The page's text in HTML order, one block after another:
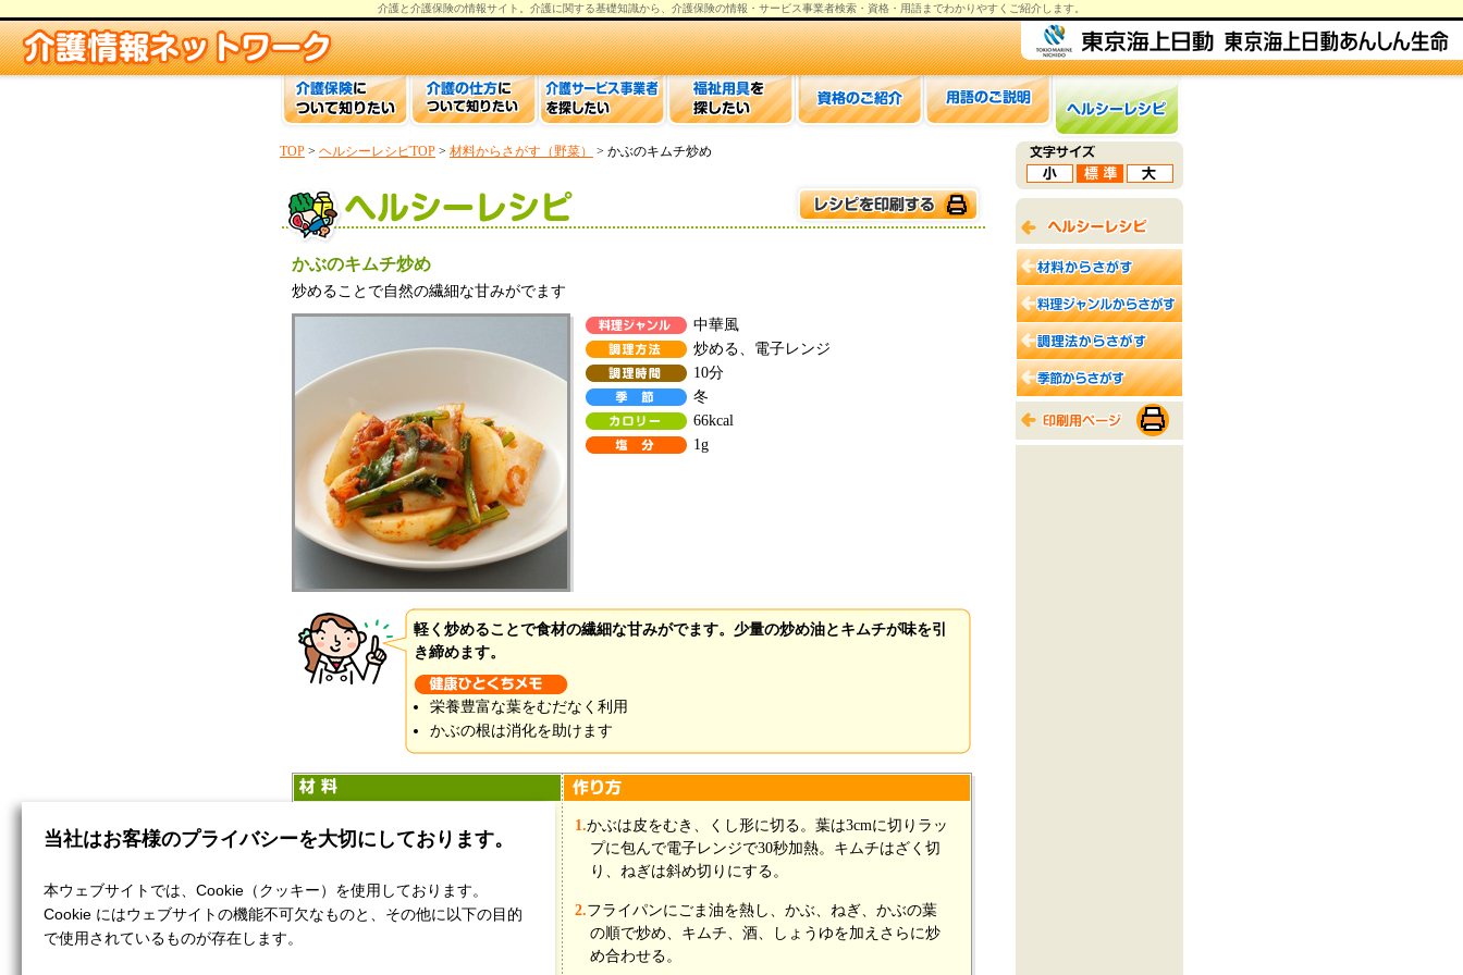
介護と介護保険の情報サイト。 介護に関する基礎知識から、 介護保険の情報 ・サービス事業者検索・資格・用語までわかりやすくご紹介します。
TOP > ヘルシーレシピTOP > 材料からさがす（野菜） > かぶのキムチ炒め
かぶのキムチ炒め
炒めることで自然の繊細な甘みがでます
中華風
炒める、電子レンジ
10分
冬
66kcal
1g
軽く炒めることで食材の繊細な甘みがでます。少量の炒め油とキムチが味を引
き締めます。
栄養豊富な葉をむだなく利用
かぶの根は消化を助けます
かぶ
かぶの葉
キムチ
ごま油
1.かぶは皮をむき、くし形に切る。葉は3cmに切りラッ
プに包んで電子レンジで30秒加熱。キムチはざく切
り、ねぎは斜め切りにする。
2.フライパンにごま油を熱し、かぶ、ねぎ、かぶの葉
の順で炒め、キムチ、酒、しょうゆを加えさらに炒
め合わせる。
当社はお客様のプライバシーを大切にしております。
本ウェブサイトでは、Cookie（クッキー）を使用しております。
Cookie にはウェブサイトの機能不可欠なものと、その他に以下の目的
で使用されているものが存在します。